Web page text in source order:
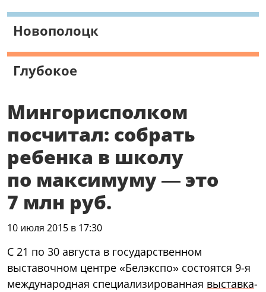
Новополоцк
Глубокое
Мингорисполком
посчитал: собрать
ребенка в школу
по максимуму — это
7 млн руб.
10 июля 2015 в 17:30
С 21 по 30 августа в государственном
выставочном центре «Белэкспо» состоятся 9-я
международная специализированная выставка-